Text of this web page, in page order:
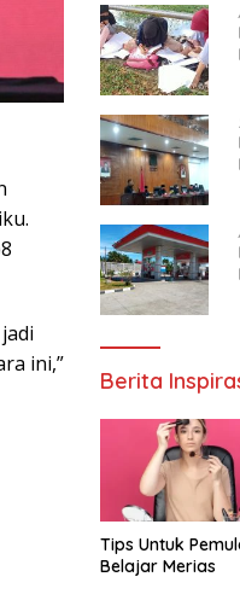
ini,”
Berita
Tips Untuk
Belajar Merias